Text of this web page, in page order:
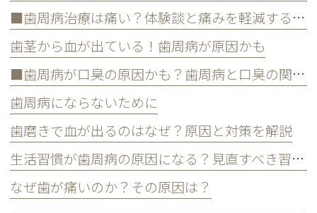
■歯周病治療は痛い？体験談と痛みを軽減する方法
歯茎から血が出ている！歯周病が原因かも
■歯周病が口臭の原因かも？歯周病と口臭の関係について
歯周病にならないために
歯磨きで血が出るのはなぜ？原因と対策を解説
生活習慣が歯周病の原因になる？見直すべき習慣とは？
なぜ歯が痛いのか？その原因は？